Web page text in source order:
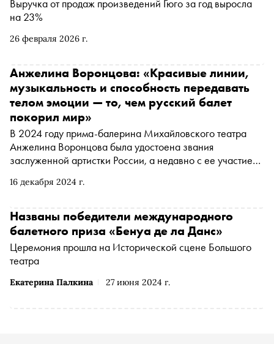
26 февраля 2026 г.
Выручка от продаж произведений Гюго за год выросла
на 23%
16 декабря 2024 г.
Анжелина Воронцова: «Красивые линии,
музыкальность и способность передавать
телом эмоции — то, чем русский балет
покорил мир»
В 2024 году прима-балерина Михайловского театра
Анжелина Воронцова была удостоена звания
заслуженной артистки России, а недавно с ее участием
богоматери». «Сноб» поговорил с Анжелиной о
Цискаридзе и сотрудничестве с Джоном Ноймайером
Екатерина Палкина 27 июня 2024 г.
Названы победители международного
балетного приза «Бенуа де ла Данс»
Церемония прошла на Исторической сцене Большого
театра